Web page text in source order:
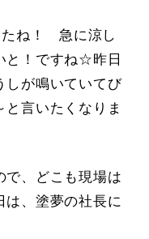
たね！ 急に涼し
と！ですね☆昨日
しが鳴いていてび
言いたくなりま
、どこも現場は
は、塗夢の社長に